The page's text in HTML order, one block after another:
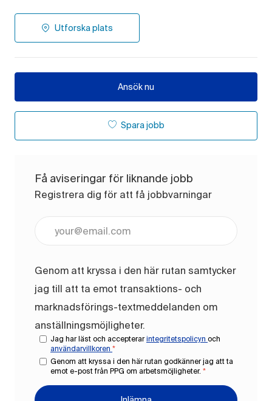
Utforska plats
Ansök nu
Spara jobb
Få aviseringar för liknande jobb
Registrera dig för att få jobbvarningar
Genom att kryssa i den här rutan samtycker
jag till att ta emot transaktions- och
marknadsförings-textmeddelanden om
anställningsmöjligheter.
Jag har läst och accepterarintegritetspolicyn och
användarvillkoren *
Genom att kryssa i den här rutan godkänner jag att ta
emot e-post från PPG om arbetsmöjligheter. *